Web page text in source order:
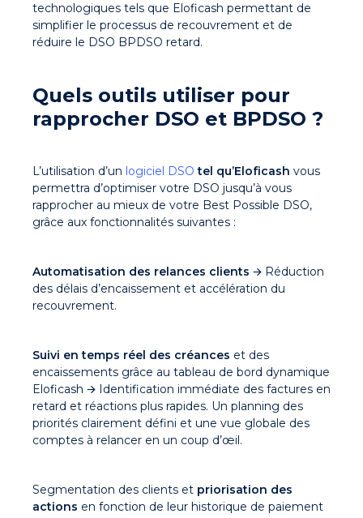
technologiques tels que Eloficash permettant de
simplifier le processus de recouvrement et de
réduire le DSO BPDSO retard.
Quels outils utiliser pour
rapprocher DSO et BPDSO ?
L’utilisation d’un logiciel DSO tel qu’Eloficash vous
permettra d’optimiser votre DSO jusqu’à vous
rapprocher au mieux de votre Best Possible DSO,
grâce aux fonctionnalités suivantes :
Automatisation des relances clients 🡪 Réduction
des délais d’encaissement et accélération du
recouvrement.
Suivi en temps réel des créances et des
encaissements grâce au tableau de bord dynamique
Eloficash 🡪 Identification immédiate des factures en
retard et réactions plus rapides. Un planning des
priorités clairement défini et une vue globale des
comptes à relancer en un coup d’œil.
Segmentation des clients et priorisation des
actions en fonction de leur historique de paiement